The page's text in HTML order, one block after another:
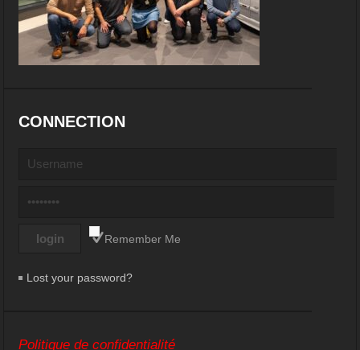
CONNECTION
Remember Me
Lost your password?
Politique de confidentialité